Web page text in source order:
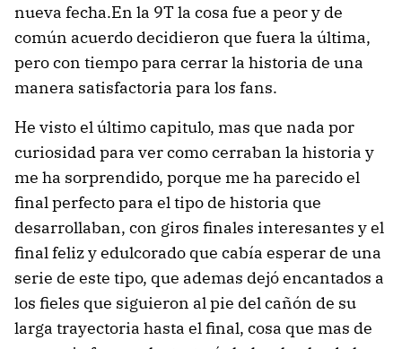
nueva fecha.En la 9T la cosa fue a peor y de
común acuerdo decidieron que fuera la última,
pero con tiempo para cerrar la historia de una
manera satisfactoria para los fans.
He visto el último capitulo, mas que nada por
curiosidad para ver como cerraban la historia y
me ha sorprendido, porque me ha parecido el
final perfecto para el tipo de historia que
desarrollaban, con giros finales interesantes y el
final feliz y edulcorado que cabía esperar de una
serie de este tipo, que ademas dejó encantados a
los fieles que siguieron al pie del cañón de su
larga trayectoria hasta el final, cosa que mas de